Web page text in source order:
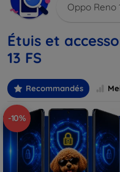
Oppo Reno
Étuis et
13 FS
Recommandés
-10%